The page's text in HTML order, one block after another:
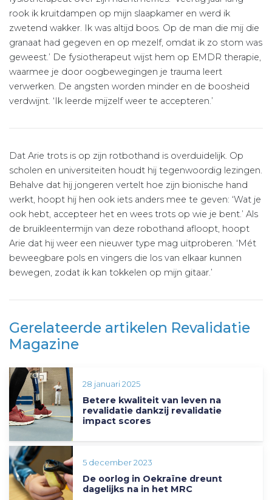
rook ik kruitdampen op mijn slaapkamer en werd ik
zwetend wakker. Ik was altijd boos. Op de man die mij die
granaat had gegeven en op mezelf, omdat ik zo stom was
geweest.’ De fysiotherapeut wijst hem op EMDR therapie,
waarmee je door oogbewegingen je trauma leert
verwerken. De angsten worden minder en de boosheid
verdwijnt. ‘Ik leerde mijzelf weer te accepteren.’
Dat Arie trots is op zijn rotbothand is overduidelijk. Op
scholen en universiteiten houdt hij tegenwoordig lezingen.
Behalve dat hij jongeren vertelt hoe zijn bionische hand
werkt, hoopt hij hen ook iets anders mee te geven: ‘Wat je
ook hebt, accepteer het en wees trots op wie je bent.’ Als
de bruikleentermijn van deze robothand afloopt, hoopt
Arie dat hij weer een nieuwer type mag uitproberen. ‘Mét
beweegbare pols en vingers die los van elkaar kunnen
bewegen, zodat ik kan tokkelen op mijn gitaar.’
Gerelateerde artikelen Revalidatie
Magazine
28 januari 2025
Betere kwaliteit van leven na
revalidatie dankzij revalidatie
impact scores
5 december 2023
De oorlog in Oekraïne dreunt
dagelijks na in het MRC